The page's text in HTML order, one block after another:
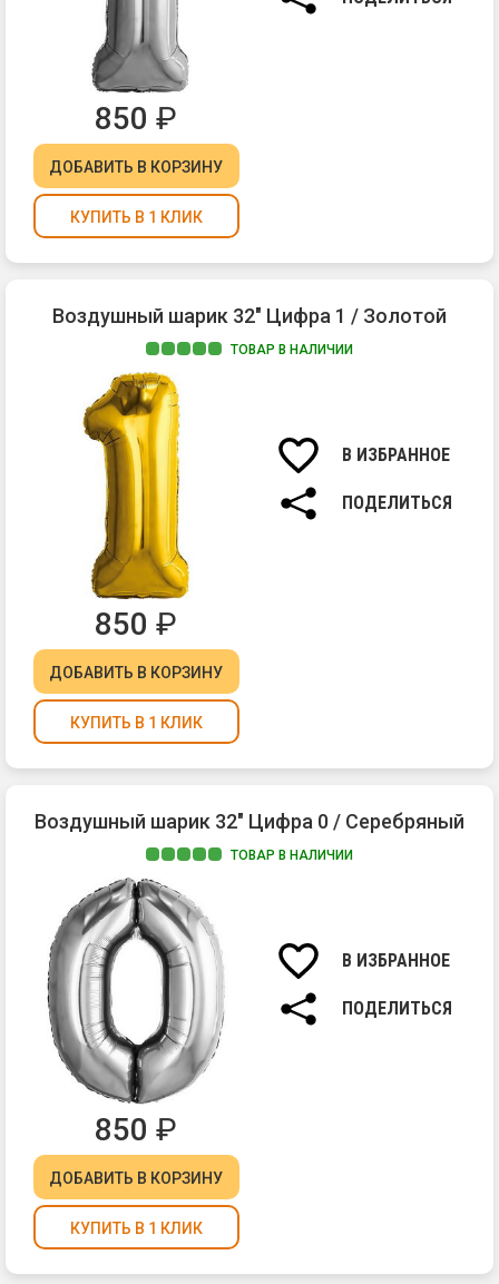
850 ₽
ДОБАВИТЬ В КОРЗИНУ
КУПИТЬ В 1 КЛИК
Воздушный шарик 32" Цифра 1 / Золотой
ТОВАР В НАЛИЧИИ
В ИЗБРАННОЕ
ПОДЕЛИТЬСЯ
850 ₽
ДОБАВИТЬ В КОРЗИНУ
КУПИТЬ В 1 КЛИК
Воздушный шарик 32" Цифра 0 / Серебряный
ТОВАР В НАЛИЧИИ
В ИЗБРАННОЕ
ПОДЕЛИТЬСЯ
850 ₽
ДОБАВИТЬ В КОРЗИНУ
КУПИТЬ В 1 КЛИК